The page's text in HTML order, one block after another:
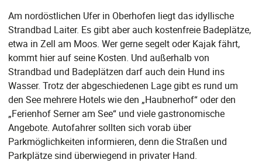
Am nordöstlichen Ufer in Oberhofen liegt das idyllische
Strandbad Laiter. Es gibt aber auch kostenfreie Badeplätze,
etwa in Zell am Moos. Wer gerne segelt oder Kajak fährt,
kommt hier auf seine Kosten. Und außerhalb von
Strandbad und Badeplätzen darf auch dein Hund ins
Wasser. Trotz der abgeschiedenen Lage gibt es rund um
den See mehrere Hotels wie den „Haubnerhof“ oder den
„Ferienhof Serner am See“ und viele gastronomische
Angebote. Autofahrer sollten sich vorab über
Parkmöglichkeiten informieren, denn die Straßen und
Parkplätze sind überwiegend in privater Hand.